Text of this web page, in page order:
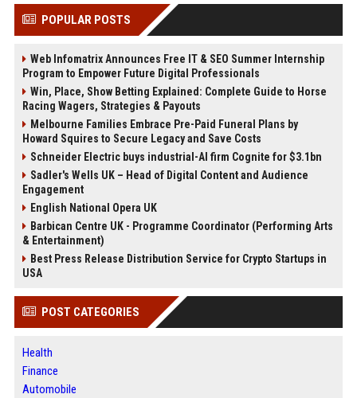
POPULAR POSTS
Web Infomatrix Announces Free IT & SEO Summer Internship
Program to Empower Future Digital Professionals
Win, Place, Show Betting Explained: Complete Guide to Horse
Racing Wagers, Strategies & Payouts
Melbourne Families Embrace Pre-Paid Funeral Plans by
Howard Squires to Secure Legacy and Save Costs
Schneider Electric buys industrial-AI firm Cognite for $3.1bn
Sadler's Wells UK – Head of Digital Content and Audience
Engagement
English National Opera UK
Barbican Centre UK - Programme Coordinator (Performing Arts
& Entertainment)
Best Press Release Distribution Service for Crypto Startups in
USA
POST CATEGORIES
Health
Finance
Automobile